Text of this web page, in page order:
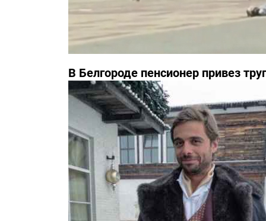
В Белгороде пенсионер привез